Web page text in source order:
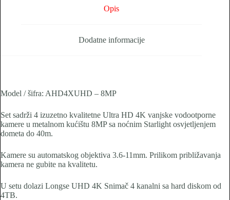
Opis
Dodatne informacije
Model / šifra: AHD4XUHD – 8MP
Set sadrži 4 izuzetno kvalitetne Ultra HD 4K vanjske vodootporne
kamere u metalnom kućištu 8MP sa noćnim Starlight osvjetljenjem
dometa do 40m.
Kamere su automatskog objektiva 3.6-11mm. Prilikom približavanja
kamera ne gubite na kvalitetu.
U setu dolazi Longse UHD 4K Snimač 4 kanalni sa hard diskom od
4TB.